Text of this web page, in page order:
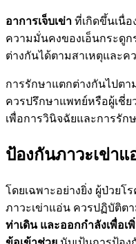
อาการเจ็บเข่า ที่เกิดขึ้นเนื่อ
ความมั่นคงของเอ็นกระดู
ต่างกันได้ตามสาเหตุและค
การรักษาแตกต่างกันไปตา
ควรปรึกษาแพทย์หรือผู้เชี่
เพื่อการวินิจฉัยและการรัก
ป้องกันภาวะเข่าแ
โดยเฉพาะอย่างยิ่ง ผู้ป่วยโ
ภาวะเข่าแอ่น ควรปฏิบัติต
ท่าเดิน และออกกำลังเพื่อ